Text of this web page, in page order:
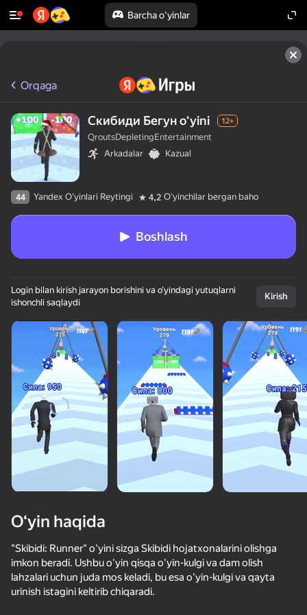
Barcha o'yinlar
50+ top o‘yinlar, ularni o‘ynaydilar
hatto «o‘ynamaydigan» odamlar ham
65
53
Orqaga
Скибиди Бегун oʻyini 12+
QroutsDepletingEntertainment
Arkadalar
Kazual
44 Yandex O'yinlari Reytingi 4,2 Oʻyinchilar bergan baho
Boshlash
Login bilan kirish jarayon borishini va o‘yindagi yutuqlarni
ishonchli saqlaydi
Kirish
O‘yin haqida
"Skibidi: Runner" o'yini sizga Skibidi hojatxonalarini olishga
imkon beradi. Ushbu o'yin qisqa o'yin-kulgi va dam olish
lahzalari uchun juda mos keladi, bu esa o'yin-kulgi va qayta
urinish istagini keltirib chiqaradi.